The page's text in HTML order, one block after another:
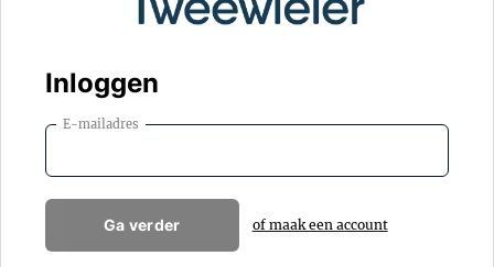
Inloggen
E-mailadres
Ga verder of maak een account